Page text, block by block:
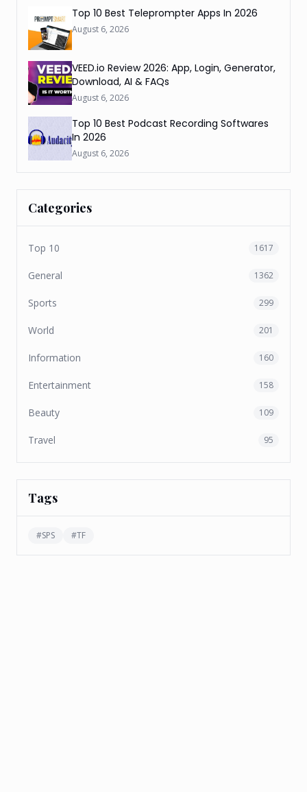
Top 10 Best Teleprompter Apps In 2026
August 6, 2026
VEED.io Review 2026: App, Login, Generator,
Download, AI & FAQs
August 6, 2026
Top 10 Best Podcast Recording Softwares
In 2026
August 6, 2026
Categories
Top 10 1617
General 1362
Sports 299
World 201
Information 160
Entertainment 158
Beauty 109
Travel 95
Tags
#SPS #TF